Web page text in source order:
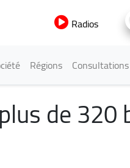
Radios
Régions
de 320